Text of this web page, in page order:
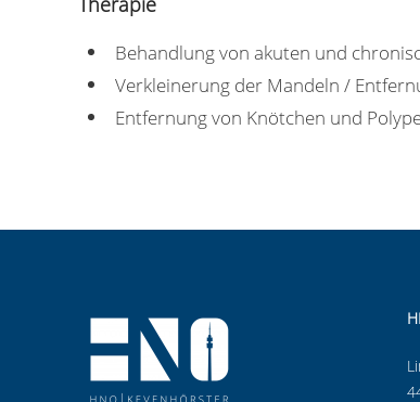
Behandlung von akuten und
Verkleinerung der Mandeln /
Entfernung von Knötchen und